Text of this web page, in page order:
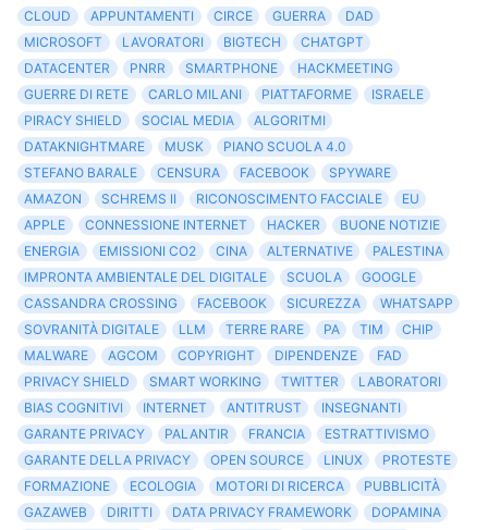
CLOUD
APPUNTAMENTI CIRCE GUERRA
DAD
MICROSOFT
LAVORATORI BIGTECH
CHATGPT
DATACENTER
PNRR SMARTPHONE
HACKMEETING
GUERRE DI RETE
CARLO MILANI PIATTAFORME
ISRAELE
PIRACY SHIELD
SOCIAL MEDIA
ALGORITMI
DATAKNIGHTMARE
MUSK
PIANO SCUOLA 4.0
STEFANO BARALE
CENSURA FACEBOOK
SPYWARE
AMAZON
SCHREMS II RICONOSCIMENTO FACCIALE
EU
APPLE
CONNESSIONE INTERNET HACKER
BUONE NOTIZIE
ENERGIA
EMISSIONI CO2 CINA ALTERNATIVE
PALESTINA
IMPRONTA AMBIENTALE DEL DIGITALE
SCUOLA
GOOGLE
CASSANDRA CROSSING
FACEBOOK SICUREZZA
WHATSAPP
SOVRANITÀ DIGITALE
LLM TERRE RARE PA TIM
CHIP
MALWARE
AGCOM COPYRIGHT DIPENDENZE
FAD
PRIVACY SHIELD
SMART WORKING TWITTER
LABORATORI
BIAS COGNITIVI
INTERNET ANTITRUST
INSEGNANTI
GARANTE PRIVACY
PALANTIR FRANCIA
ESTRATTIVISMO
GARANTE DELLA PRIVACY
OPEN SOURCE LINUX
PROTESTE
FORMAZIONE
ECOLOGIA MOTORI DI RICERCA
PUBBLICITÀ
GAZAWEB
DIRITTI DATA PRIVACY FRAMEWORK DOPAMINA